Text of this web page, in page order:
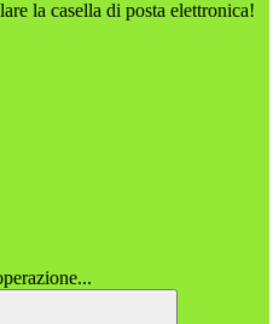
la casella di posta elettronica!